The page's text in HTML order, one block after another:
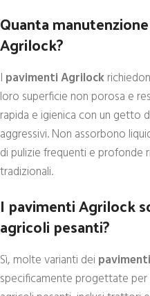
Quanta
Agrilock?
I pavimenti Agrilock
loro superficie non porosa e
rapida e igienica con un getto
aggressivi. Non assorbono
di pulizie frequenti e profonde
tradizionali.
I pavimenti Agrilock
agricoli pesanti?
Sì, molte varianti dei
specificamente progettate